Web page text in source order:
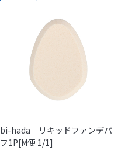
bi-hada リキッドファンデパ
フ1P[M便 1/1]